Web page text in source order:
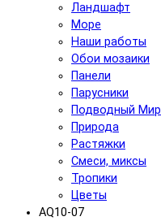
Ландшафт
Море
Наши работы
Обои мозаики
Панели
Парусники
Подводный Мир
Природа
Растяжки
Смеси, миксы
Тропики
Цветы
AQ10-07